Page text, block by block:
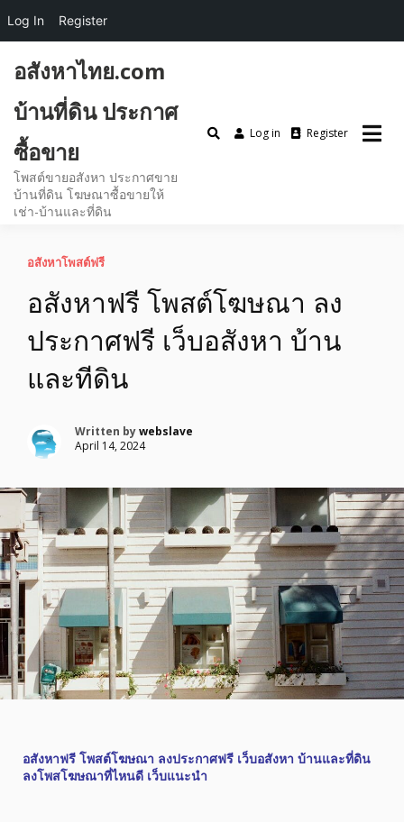
อสังหาไทย.com
บ้านที่ดิน ประกาศ
ซื้อขาย
โพสต์ขายอสังหา ประกาศขาย
บ้านที่ดิน โฆษณาซื้อขายให้
เช่า-บ้านและที่ดิน
Log in Register
อสังหาโพสต์ฟรี
อสังหาฟรี โพสต์โฆษณา ลง
ประกาศฟรี เว็บอสังหา บ้าน
และทีดิน
Written bywebslave
April 14, 2024
อสังหาฟรี โพสต์โฆษณา ลงประกาศฟรี เว็บอสังหา บ้านและที่ดิน
ลงโพสโฆษณาที่ไหนดี เว็บแนะนำ
Log In Register